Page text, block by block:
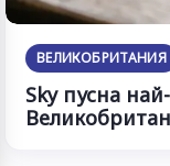
ВЕЛИКОБРИТАНИЯ
Sky пусна